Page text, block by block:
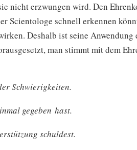
nicht erzwungen wird. Den
Scientologe schnell erkennen
Deshalb ist seine Anwendung
man stimmt mit dem
Schwierigkeiten.
gegeben hast.
schuldest.